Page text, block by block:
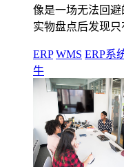
像是一场无法回避
实物盘点后发现只
ERP WMS ERP系
牛